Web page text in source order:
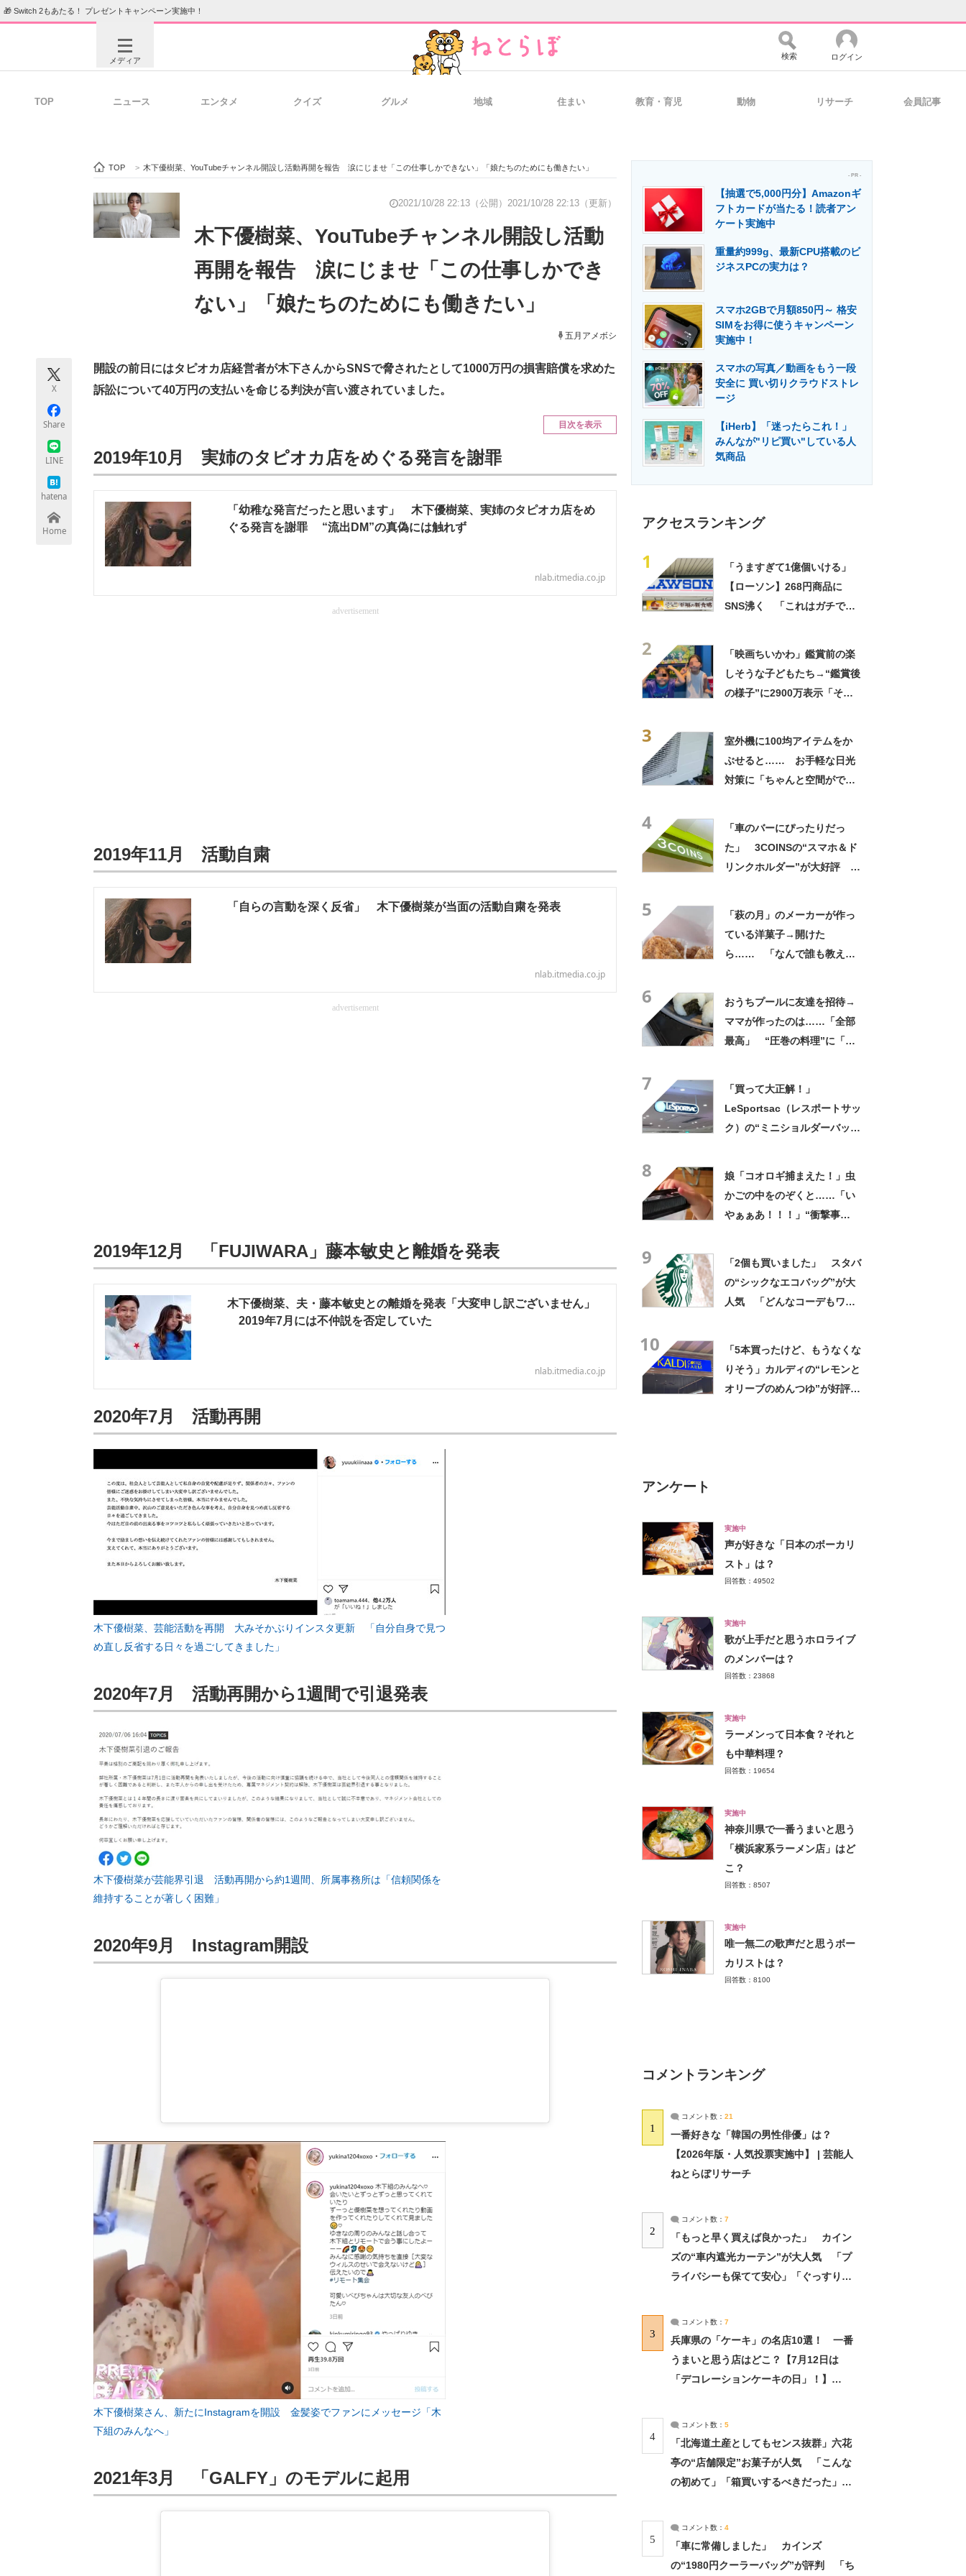
🎁 Switch 2もあたる！ プレゼントキャンペーン実施中！
メディア
ビジネスと働き方のヒント 経営リーダーのコミュニティ マーケ×ITの今がよく分かる
ITエンジニア向け専門サイト 企業向けIT製品の総合サイト IT製品の技術・比較・事例 製造業のIT導入・活用を支援
エネルギーの専門メディア 建設×テクノロジーの最前線
検索 ログイン
TOP ニュース エンタメ クイズ グルメ 地域 住まい 教育・育児 動物 リサーチ 会員記事
TOP > 木下優樹菜、YouTubeチャンネル開設し活動再開を報告 涙にじませ「この仕事しかできない」「娘たちのためにも働きたい」
2021/10/28 22:13（公開） 2021/10/28 22:13（更新）
木下優樹菜、YouTubeチャンネル開設し活動
再開を報告 涙にじませ「この仕事しかでき
ない」「娘たちのためにも働きたい」
五月アメボシ
X
Share
LINE
hatena
Home
開設の前日にはタピオカ店経営者が木下さんからSNSで脅されたとして1000万円の損害賠償を求めた
訴訟について40万円の支払いを命じる判決が言い渡されていました。
目次を表示
2019年10月 実姉のタピオカ店をめぐる発言を謝罪
「幼稚な発言だったと思います」 木下優樹菜、実姉のタピオカ店をめ
ぐる発言を謝罪 “流出DM”の真偽には触れず
nlab.itmedia.co.jp
advertisement
2019年11月 活動自粛
「自らの言動を深く反省」 木下優樹菜が当面の活動自粛を発表
nlab.itmedia.co.jp
advertisement
2019年12月 「FUJIWARA」藤本敏史と離婚を発表
木下優樹菜、夫・藤本敏史との離婚を発表「大変申し訳ございません」
2019年7月には不仲説を否定していた
nlab.itmedia.co.jp
2020年7月 活動再開
木下優樹菜、芸能活動を再開 大みそかぶりインスタ更新 「自分自身で見つ
め直し反省する日々を過ごしてきました」
2020年7月 活動再開から1週間で引退発表
木下優樹菜が芸能界引退 活動再開から約1週間、所属事務所は「信頼関係を
維持することが著しく困難」
2020年9月 Instagram開設
木下優樹菜さん、新たにInstagramを開設 金髪姿でファンにメッセージ「木
下組のみんなへ」
2021年3月 「GALFY」のモデルに起用
- PR -
【抽選で5,000円分】Amazonギ
フトカードが当たる！読者アン
ケート実施中
重量約999g、最新CPU搭載のビ
ジネスPCの実力は？
スマホ2GBで月額850円～ 格安
SIMをお得に使うキャンペーン
実施中！
スマホの写真／動画をもう一段
安全に 買い切りクラウドストレ
ージ
【iHerb】「迷ったらこれ！」
みんなが"リピ買い"している人
気商品
アクセスランキング
1
「うますぎて1億個いける」
【ローソン】268円商品に
SNS沸く 「これはガチで美
2
「映画ちいかわ」鑑賞前の楽
しそうな子どもたち→“鑑賞後
の様子”に2900万表示「そう
3
室外機に100均アイテムをか
ぶせると…… お手軽な日光
対策に「ちゃんと空間ができ
4
「車のバーにぴったりだっ
た」 3COINSの“スマホ＆ド
リンクホルダー”が大好評
5
「萩の月」のメーカーが作っ
ている洋菓子→開けた
ら…… 「なんで誰も教えて
6
おうちプールに友達を招待→
ママが作ったのは……「全部
最高」 “圧巻の料理”に「う
7
「買って大正解！」
LeSportsac（レスポートサッ
ク）の“ミニショルダーバッ
8
娘「コオロギ捕まえた！」虫
かごの中をのぞくと……「い
やぁぁあ！！！」“衝撃事
9
「2個も買いました」 スタバ
の“シックなエコバッグ”が大
人気 「どんなコーデもワン
10
「5本買ったけど、もうなくな
りそう」カルディの“レモンと
オリーブのめんつゆ”が好評
アンケート
実施中
声が好きな「日本のボーカリ
スト」は？
回答数：49502
実施中
歌が上手だと思うホロライブ
のメンバーは？
回答数：23868
実施中
ラーメンって日本食？それと
も中華料理？
回答数：19654
実施中
神奈川県で一番うまいと思う
「横浜家系ラーメン店」はど
こ？
回答数：8507
実施中
唯一無二の歌声だと思うボー
カリストは？
回答数：8100
コメントランキング
1
コメント数： 21
一番好きな「韓国の男性俳優」は？
【2026年版・人気投票実施中】 | 芸能人
ねとらぼリサーチ
2
コメント数： 7
「もっと早く買えば良かった」 カイン
ズの“車内遮光カーテン”が大人気 「プ
ライバシーも保てて安心」「ぐっすり眠
3
コメント数： 7
兵庫県の「ケーキ」の名店10選！ 一番
うまいと思う店はどこ？【7月12日は
「デコレーションケーキの日」！】
4
コメント数： 5
「北海道土産としてもセンス抜群」六花
亭の“店舗限定”お菓子が人気 「こんな
の初めて」「箱買いするべきだった」
5
コメント数： 4
「車に常備しました」 カインズ
の“1980円クーラーバッグ”が評判 「ち